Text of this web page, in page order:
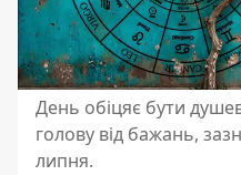
День обіцяє бути
голову від бажань,
липня.